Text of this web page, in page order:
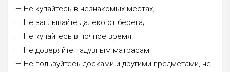
— Не купайтесь в незнакомых местах;
— Не заплывайте далеко от берега;
— Не купайтесь в ночное время;
— Не доверяйте надувным матрасам;
— Не пользуйтесь досками и другими предметами, не